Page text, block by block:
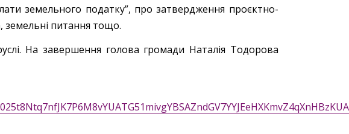
земельного податку”, про затвердження проєктно-
земельні питання тощо.
На завершення голова громади Наталія Тодорова